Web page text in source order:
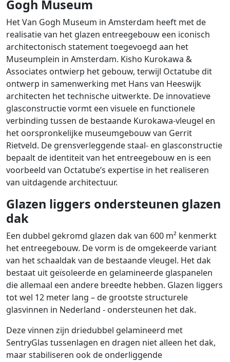
Gogh Museum
Het Van Gogh Museum in Amsterdam heeft met de
realisatie van het glazen entreegebouw een iconisch
architectonisch statement toegevoegd aan het
Museumplein in Amsterdam. Kisho Kurokawa &
Associates ontwierp het gebouw, terwijl Octatube dit
ontwerp in samenwerking met Hans van Heeswijk
architecten het technische uitwerkte. De innovatieve
glasconstructie vormt een visuele en functionele
verbinding tussen de bestaande Kurokawa-vleugel en
het oorspronkelijke museumgebouw van Gerrit
Rietveld. De grensverleggende staal- en glasconstructie
bepaalt de identiteit van het entreegebouw en is een
voorbeeld van Octatube’s expertise in het realiseren
van uitdagende architectuur.
Glazen liggers ondersteunen glazen
dak
Een dubbel gekromd glazen dak van 600 m² kenmerkt
het entreegebouw. De vorm is de omgekeerde variant
van het schaaldak van de bestaande vleugel. Het dak
bestaat uit geïsoleerde en gelamineerde glaspanelen
die allemaal een andere breedte hebben. Glazen liggers
tot wel 12 meter lang – de grootste structurele
glasvinnen in Nederland - ondersteunen het dak.
Deze vinnen zijn driedubbel gelamineerd met
SentryGlas tussenlagen en dragen niet alleen het dak,
maar stabiliseren ook de onderliggende